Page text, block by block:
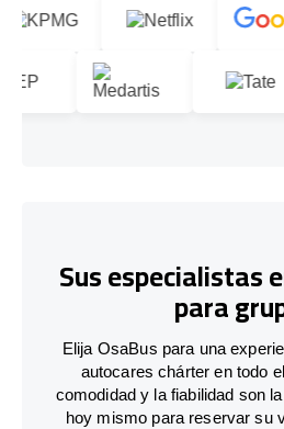
Sus especialistas
para
Elija OsaBus para una
autocares chárter en todo
comodidad y la fiabilidad son
hoy mismo para reservar su